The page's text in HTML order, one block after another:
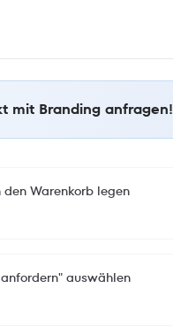
mit Branding anfragen!
den Warenkorb legen
auswählen